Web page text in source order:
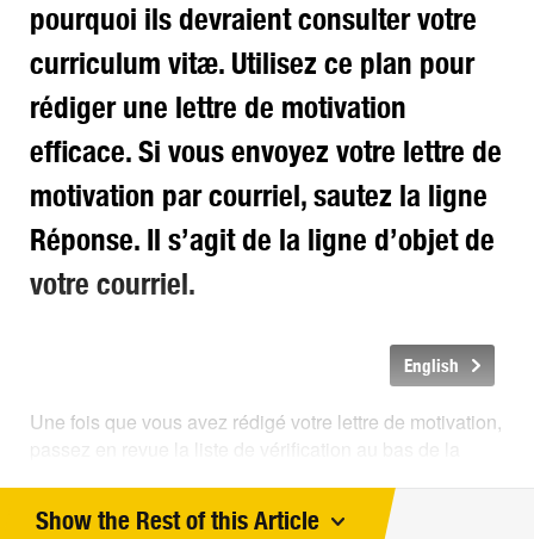
pourquoi ils devraient consulter votre
curriculum vitæ. Utilisez ce plan pour
rédiger une lettre de motivation
efficace. Si vous envoyez votre lettre de
motivation par courriel, sautez la ligne
Réponse. Il s’agit de la ligne d’objet de
votre courriel.
English
Une fois que vous avez rédigé votre lettre de motivation,
passez en revue la liste de vérification au bas de la
Show the Rest of this Article